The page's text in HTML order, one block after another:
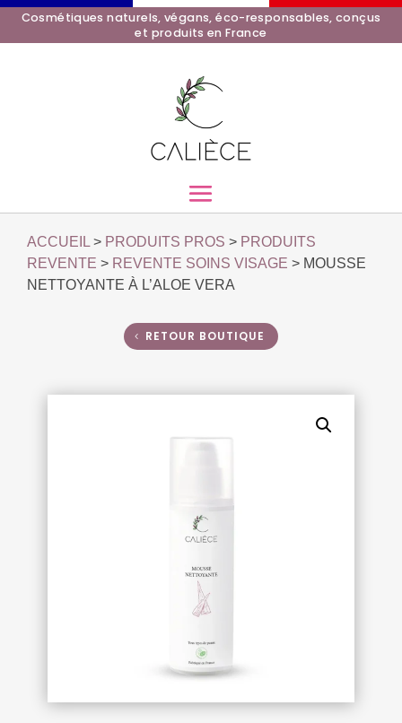
Cosmétiques naturels, végans, éco-responsables, conçus
et produits en France
ACCUEIL > PRODUITS PROS > PRODUITS
REVENTE > REVENTE SOINS VISAGE > MOUSSE
NETTOYANTE À L’ALOE VERA
RETOUR BOUTIQUE